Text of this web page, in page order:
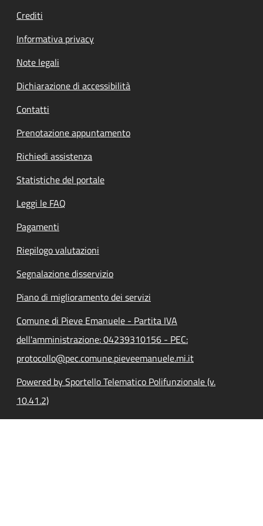
Crediti
Informativa privacy
Note legali
Dichiarazione di accessibilità
Contatti
Prenotazione appuntamento
Richiedi assistenza
Statistiche del portale
Leggi le FAQ
Pagamenti
Riepilogo valutazioni
Segnalazione disservizio
Piano di miglioramento dei servizi
Comune di Pieve Emanuele - Partita IVA
dell'amministrazione: 04239310156 - PEC:
protocollo@pec.comune.pieveemanuele.mi.it
Powered by Sportello Telematico Polifunzionale (v.
10.41.2)